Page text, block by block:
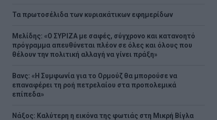
Τα πρωτοσέλιδα των κυριακάτικων εφημερίδων
Μελίδης: «Ο ΣΥΡΙΖΑ με σαφές, σύγχρονο και κατανοητό
πρόγραμμα απευθύνεται πλέον σε όλες και όλους που
θέλουν την πολιτική αλλαγή να γίνει πράξη»
Βανς: «Η Συμφωνία για το Ορμούζ θα μπορούσε να
επαναφέρει τη ροή πετρελαίου στα προπολεμικά
επίπεδα»
Νάξος: Καλύτερη η εικόνα της φωτιάς στη Μικρή Βίγλα